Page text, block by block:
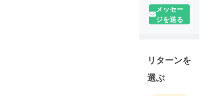
農業やりな
がら自分の
収1,000万円
きの半分農
メッセー
ジを送る
リターンを
選ぶ